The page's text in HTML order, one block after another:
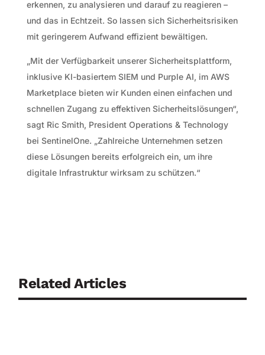
erkennen, zu analysieren und darauf zu reagieren –
und das in Echtzeit. So lassen sich Sicherheitsrisiken
mit geringerem Aufwand effizient bewältigen.
„Mit der Verfügbarkeit unserer Sicherheitsplattform,
inklusive KI-basiertem SIEM und Purple AI, im AWS
Marketplace bieten wir Kunden einen einfachen und
schnellen Zugang zu effektiven Sicherheitslösungen“,
sagt Ric Smith, President Operations & Technology
bei SentinelOne. „Zahlreiche Unternehmen setzen
diese Lösungen bereits erfolgreich ein, um ihre
digitale Infrastruktur wirksam zu schützen.“
Related Articles